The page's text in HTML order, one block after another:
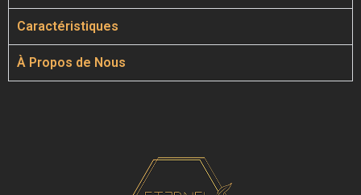
Caractéristiques
À Propos de Nous